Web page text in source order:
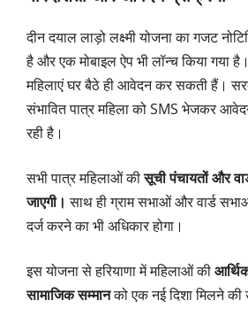
दीन दयाल लाड़ो लक्ष्मी योजना का गजट
है और एक मोबाइल ऐप भी लॉन्च किया गया
महिलाएं घर बैठे ही आवेदन कर सकती हैं।
संभावित पात्र महिला को SMS भेजकर
रही है।
सभी पात्र महिलाओं कीसूची पंचायतों और
जाएगी। साथ ही ग्राम सभाओं और वार्ड
दर्ज करने का भी अधिकार होगा।
इस योजना से हरियाणा में महिलाओं की
सामाजिक सम्मानको एक नई दिशा मिलने की